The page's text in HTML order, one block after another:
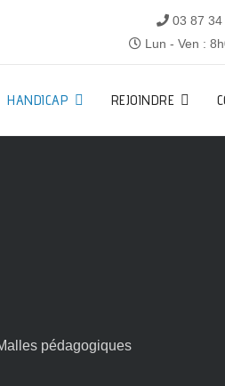
03 87 34
Lun - Ven :
HANDICAP REJOINDRE
pédagogiques